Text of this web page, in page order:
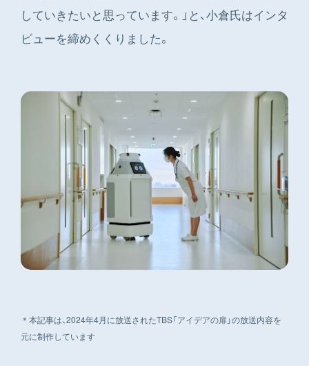
していきたいと思っています。」と、小倉氏はインタ
ビューを締めくくりました。
＊本記事は、2024年4月に放送されたTBS「アイデアの扉」の放送内容を
元に制作しています